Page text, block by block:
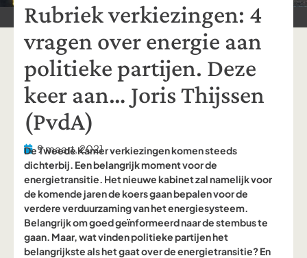
Rubriek verkiezingen: 4
vragen over energie aan
politieke partijen. Deze
keer aan… Joris Thijssen
(PvdA)
9 maart, 2021
De Tweede Kamer verkiezingen komen steeds
dichterbij. Een belangrijk moment voor de
energietransitie. Het nieuwe kabinet zal namelijk voor
de komende jaren de koers gaan bepalen voor de
verdere verduurzaming van het energiesysteem.
Belangrijk om goed geïnformeerd naar de stembus te
gaan. Maar, wat vinden politieke partijen het
belangrijkste als het gaat over de energietransitie? En